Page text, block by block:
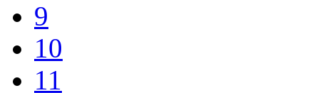
9
10
11